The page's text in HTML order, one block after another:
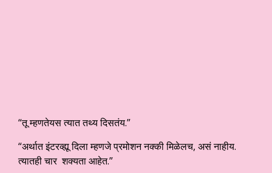
“तू म्हणतेयस त्यात तथ्य दिसतंय.”
“अर्थात इंटरव्ह्यू दिला म्हणजे प्रमोशन नक्की मिळेलच, असं नाहीय.
त्यातही चार शक्यता आहेत.”